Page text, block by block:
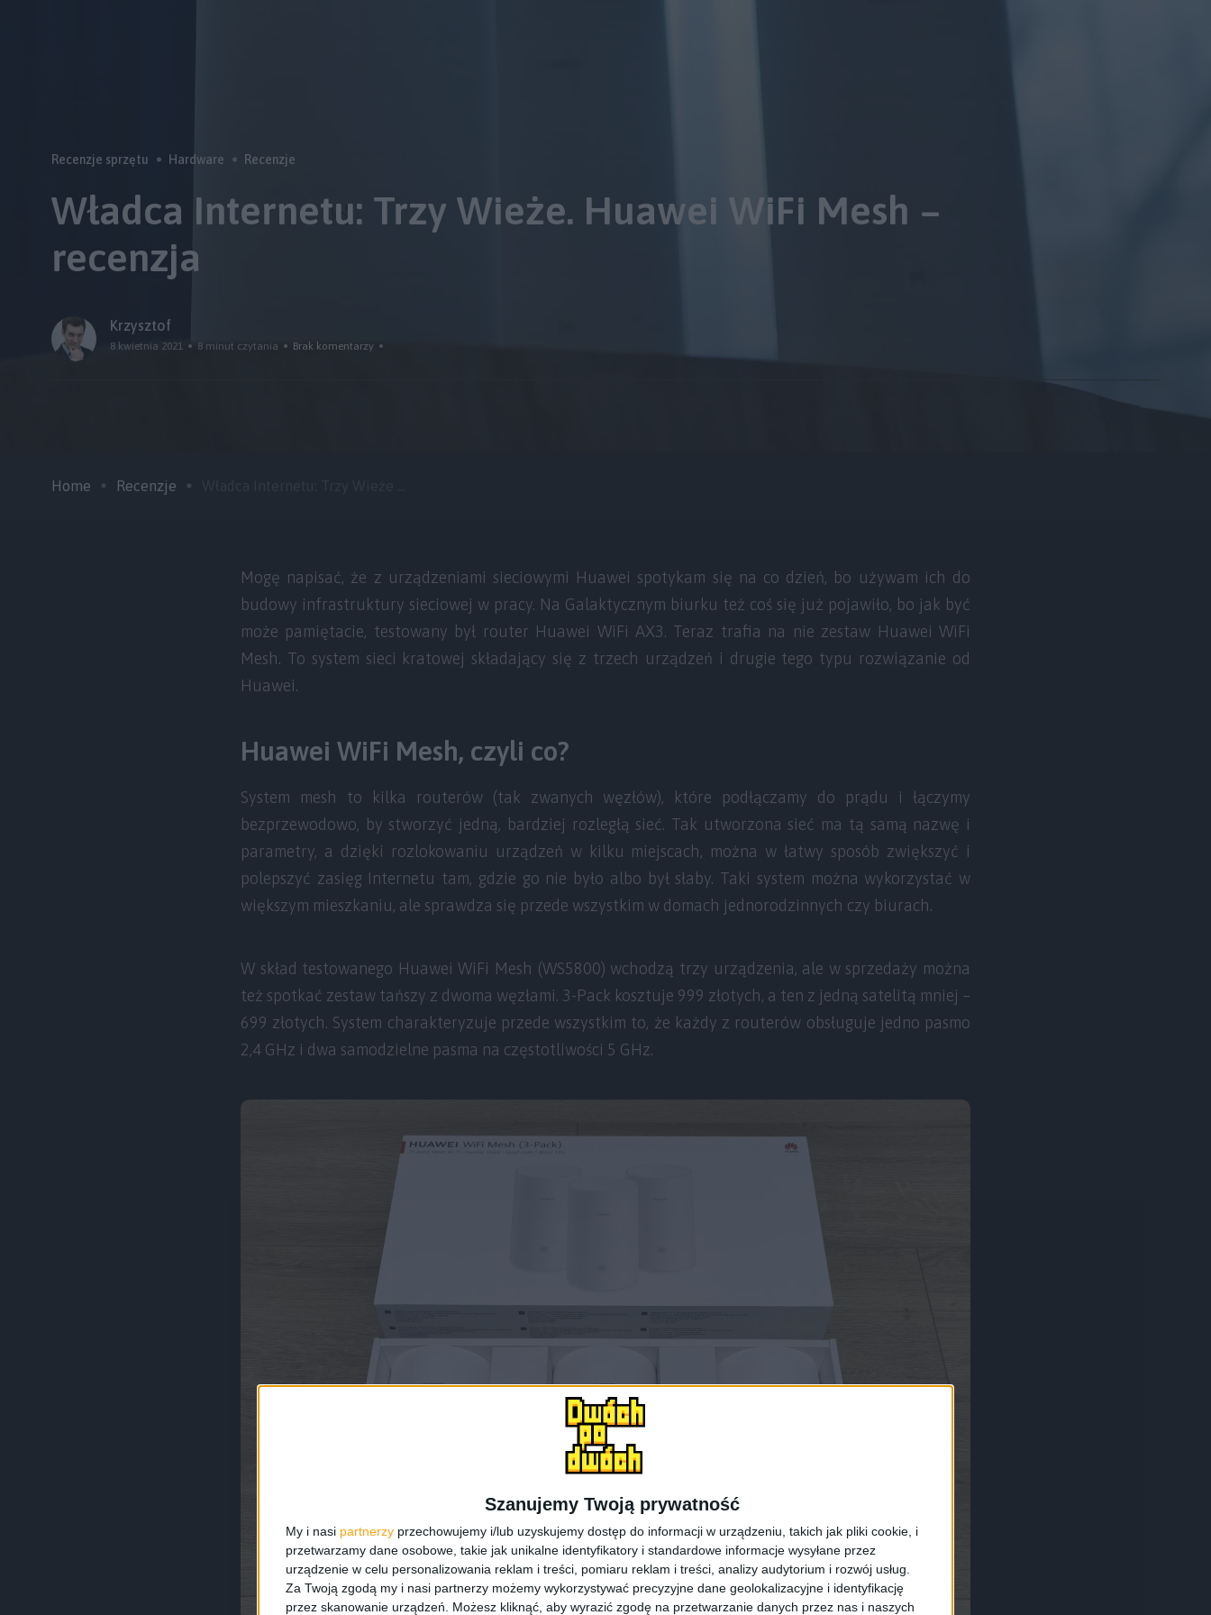
Szanujemy Twoją prywatność
My i nasi partnerzy przechowujemy i/lub uzyskujemy dostęp do informacji w urządzeniu, takich jak pliki cookie, i
przetwarzamy dane osobowe, takie jak unikalne identyfikatory i standardowe informacje wysyłane przez
urządzenie w celu personalizowania reklam i treści, pomiaru reklam i treści, analizy audytorium i rozwój usług.
Za Twoją zgodą my i nasi partnerzy możemy wykorzystywać precyzyjne dane geolokalizacyjne i identyfikację
przez skanowanie urządzeń. Możesz kliknąć, aby wyrazić zgodę na przetwarzanie danych przez nas i naszych
Recenzje sprzętu Hardware Recenzje
Władca Internetu: Trzy Wieże. Huawei WiFi Mesh –
recenzja
Krzysztof
8 kwietnia 2021 8 minut czytania Brak komentarzy
Home Recenzje
Mogę napisać, że z urządzeniami sieciowymi Huawei spotykam się na co dzień, bo używam ich do
budowy infrastruktury sieciowej w pracy. Na Galaktycznym biurku też coś się już pojawiło, bo jak być
może pamiętacie, testowany był router Huawei WiFi AX3. Teraz trafia na nie zestaw Huawei WiFi
Mesh. To system sieci kratowej składający się z trzech urządzeń i drugie tego typu rozwiązanie od
Huawei.
Huawei WiFi Mesh, czyli co?
System mesh to kilka routerów (tak zwanych węzłów), które podłączamy do prądu i łączymy
bezprzewodowo, by stworzyć jedną, bardziej rozległą sieć. Tak utworzona sieć ma tą samą nazwę i
parametry, a dzięki rozlokowaniu urządzeń w kilku miejscach, można w łatwy sposób zwiększyć i
polepszyć zasięg Internetu tam, gdzie go nie było albo był słaby. Taki system można wykorzystać w
większym mieszkaniu, ale sprawdza się przede wszystkim w domach jednorodzinnych czy biurach.
W skład testowanego Huawei WiFi Mesh (WS5800) wchodzą trzy urządzenia, ale w sprzedaży można
też spotkać zestaw tańszy z dwoma węzłami. 3-Pack kosztuje 999 złotych, a ten z jedną satelitą mniej –
699 złotych. System charakteryzuje przede wszystkim to, że każdy z routerów obsługuje jedno pasmo
2,4 GHz i dwa samodzielne pasma na częstotliwości 5 GHz.